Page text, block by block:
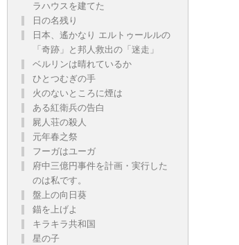
ラハウスを建てた
日の名残り
日本、遙かなり エルトゥールルの
「奇跡」と邦人救出の「迷走」
ベルリンは晴れているか
ひとつむぎの手
火のないところに煙は
ある紅衛兵の告白
屍人荘の殺人
元年春之祭
フーガはユーガ
府中三億円事件を計画・実行した
のは私です。
盤上の向日葵
錨を上げよ
キラキラ共和国
星の子